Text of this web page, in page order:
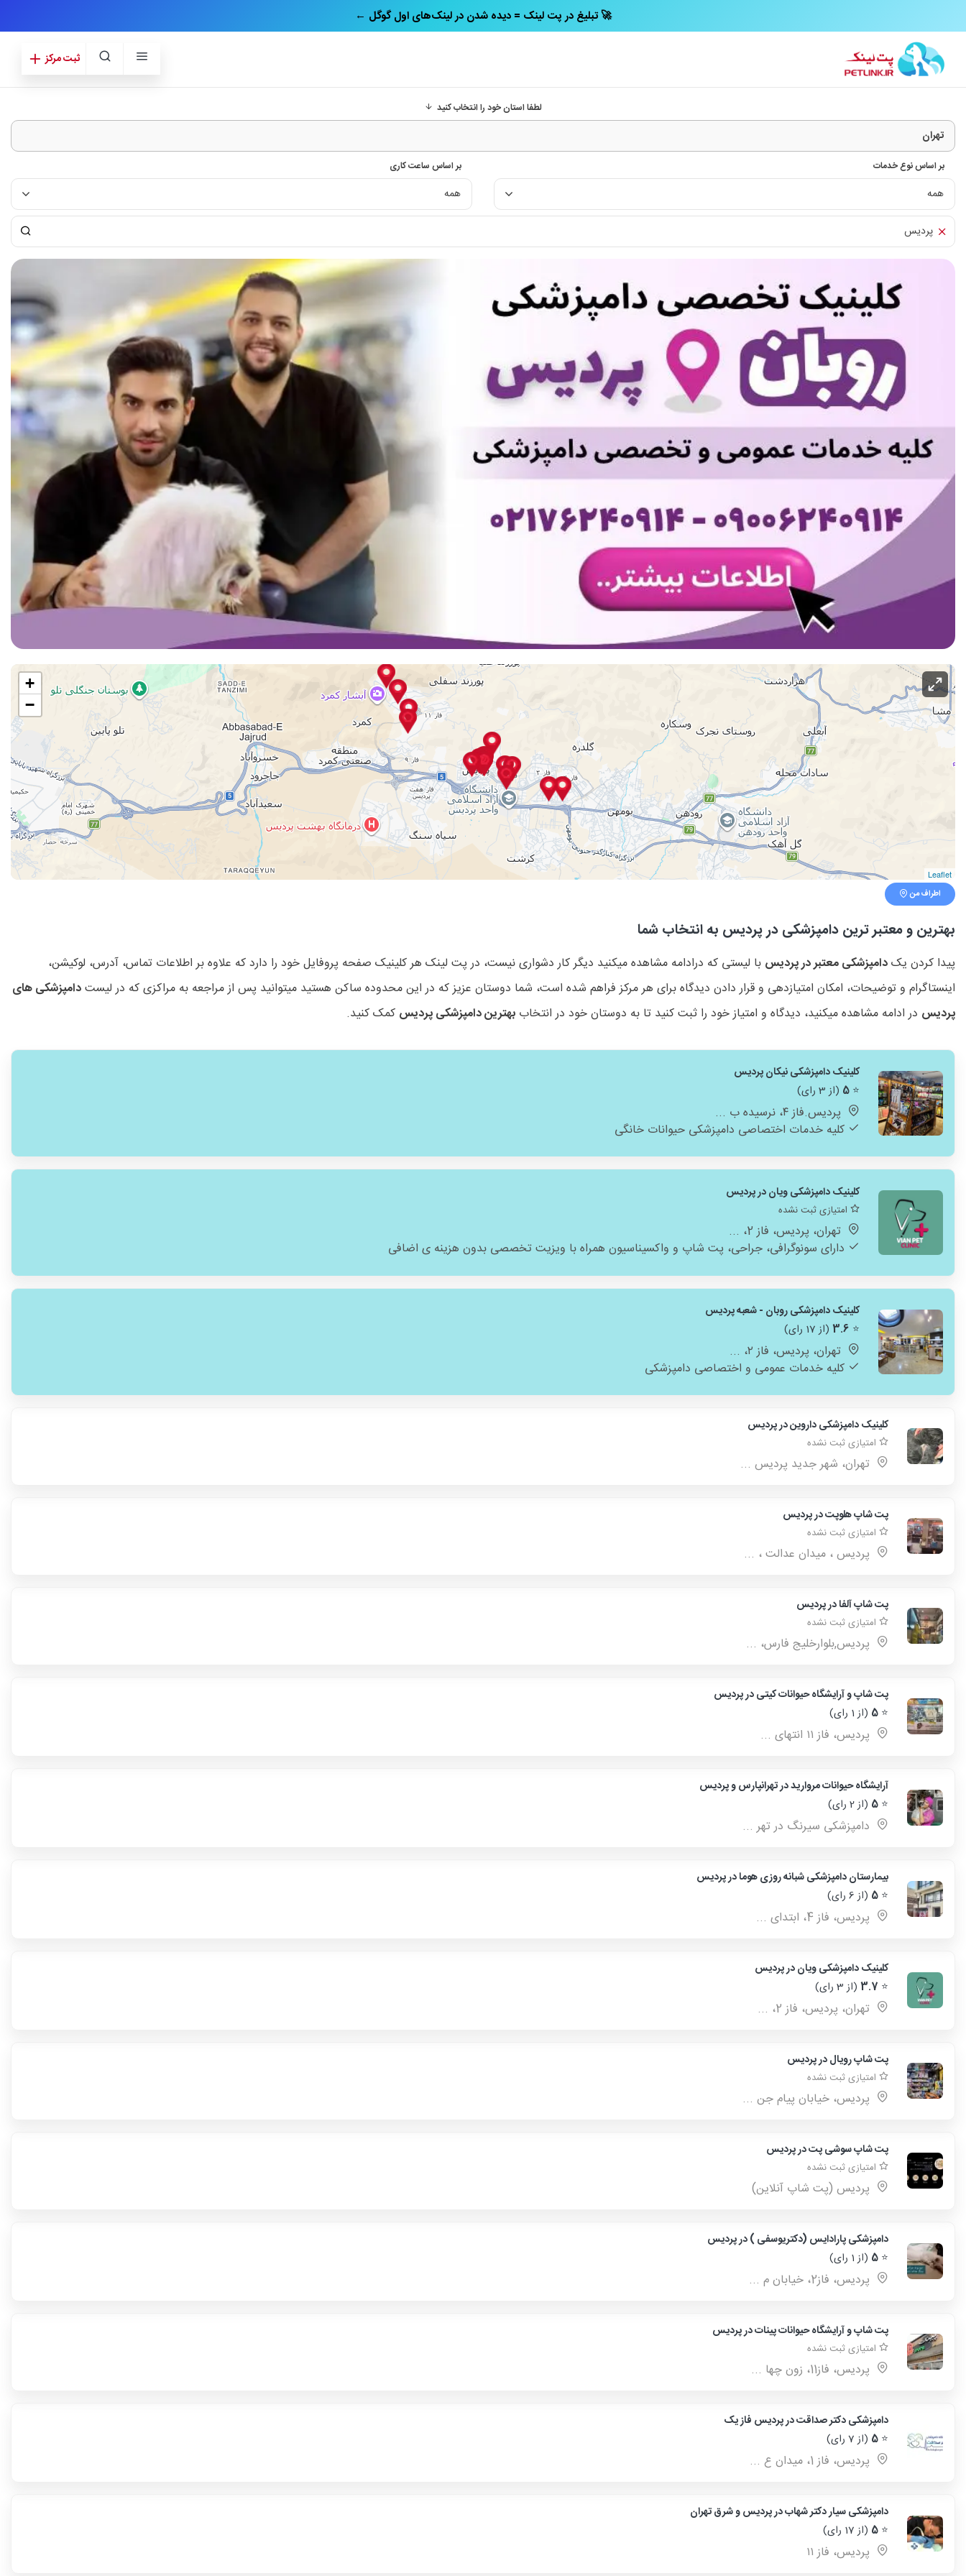
← تبلیغ در پت‌ لینک = دیده شدن در لینک‌های اول گوگل 🚀
ثبت مرکز
لطفا استان خود را انتخاب کنید
بر اساس نوع خدمات بر اساس ساعت کاری
+
−
Leaflet
اطراف من
بهترین و معتبر ترین دامپزشکی در پردیس به انتخاب شما
پیدا کردن یکدامپزشکی معتبر در پردیس با لیستی که درادامه مشاهده میکنید دیگر کار دشواری نیست، در پت لینک هر کلینیک صفحه پروفایل خود را دارد که علاوه بر اطلاعات تماس، آدرس، لوکیشن،
اینستاگرام و توضیحات، امکان امتیازدهی و قرار دادن دیدگاه برای هر مرکز فراهم شده است، شما دوستان عزیز که در این محدوده ساکن هستید میتوانید پس از مراجعه به مراکزی که در لیستدامپزشکی های
پردیس در ادامه مشاهده میکنید، دیدگاه و امتیاز خود را ثبت کنید تا به دوستان خود در انتخاب بهترین دامپزشکی پردیس کمک کنید.
کلینیک دامپزشکی نیکان پردیس
⭐
5 (از 3 رای)
پردیس.فاز ۴، نرسیده ب ...
کلیه خدمات اختصاصی دامپزشکی حیوانات خانگی
کلینیک دامپزشکی ویان در پردیس
امتیازی ثبت نشده
تهران، پردیس، فاز 2، ...
دارای سونوگرافی، جراحی، پت شاپ و واکسیناسیون همراه با ویزیت تخصصی بدون هزینه ی اضافی
کلینیک دامپزشکی روبان - شعبه پردیس
⭐
3.6 (از 17 رای)
تهران، پردیس، فاز ۲، ...
کلیه خدمات عمومی و اختصاصی دامپزشکی
کلینیک دامپزشکی داروین در پردیس
امتیازی ثبت نشده
تهران، شهر جدید پردیس ...
پت شاپ هلوپت در پردیس
امتیازی ثبت نشده
پردیس ، میدان عدالت ، ...
پت شاپ آلفا در پردیس
امتیازی ثبت نشده
پردیس,بلوارخلیج فارس، ...
پت شاپ و آرایشگاه حیوانات کیتی در پردیس
⭐
5 (از 1 رای)
پردیس، فاز ۱۱ انتهای ...
آرایشگاه حیوانات مروارید در تهرانپارس و پردیس
⭐
5 (از 2 رای)
دامپزشکی سیرنگ در تهر ...
بیمارستان دامپزشکی شبانه روزی هوما در پردیس
⭐
5 (از 6 رای)
پردیس، فاز 4، ابتدای ...
کلینیک دامپزشکی ویان در پردیس
⭐
3.7 (از 3 رای)
تهران، پردیس، فاز 2، ...
پت شاپ رویال در پردیس
امتیازی ثبت نشده
پردیس، خیابان پیام جن ...
پت شاپ سوشی پت در پردیس
امتیازی ثبت نشده
پردیس (پت شاپ آنلاین)
دامپزشکی پارادایس (دکتریوسفی ) در پردیس
⭐
5 (از 1 رای)
پردیس، فاز2، خیابان م ...
پت شاپ و آرایشگاه حیوانات پینات در پردیس
امتیازی ثبت نشده
پردیس، فاز11، زون چها ...
دامپزشکی دکتر صداقت در پردیس فاز یک
⭐
5 (از 7 رای)
پردیس، فاز 1، میدان ع ...
دامپزشکی سیار دکتر شهاب در پردیس و شرق تهران
⭐
5 (از 17 رای)
پردیس، فاز ۱۱